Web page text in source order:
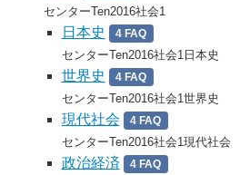
センターTen2016社会1
日本史 4 FAQ
センターTen2016社会1日本史
世界史 4 FAQ
センターTen2016社会1世界史
現代社会 4 FAQ
センターTen2016社会1現代社会
政治経済 4 FAQ